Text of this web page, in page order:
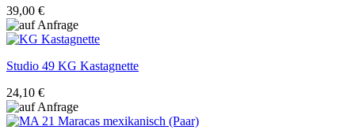
39,00 €
Studio 49 KG Kastagnette
24,10 €